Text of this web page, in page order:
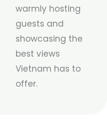
warmly hosting
guests and
showcasing the
best views
Vietnam has to
offer.